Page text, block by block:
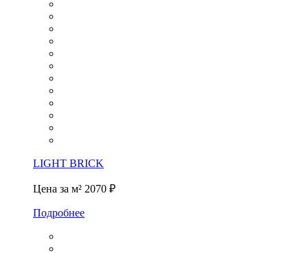
LIGHT BRICK
Цена за м² 2070 ₽
Подробнее